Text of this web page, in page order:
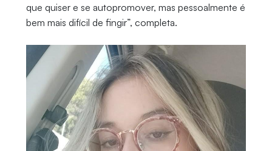
que quiser e se autopromover, mas pessoalmente é
bem mais difícil de fingir”, completa.